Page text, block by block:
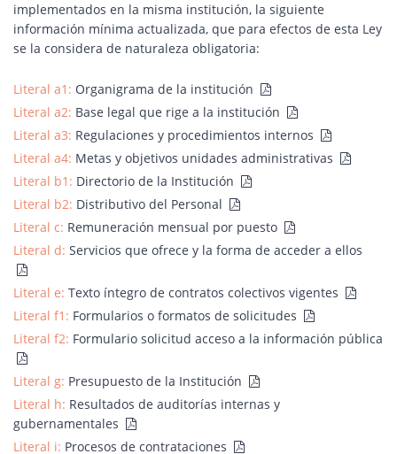
implementados en la misma institución, la siguiente
información mínima actualizada, que para efectos de esta Ley
se la considera de naturaleza obligatoria:
Literal a1: Organigrama de la institución
Literal a2: Base legal que rige a la institución
Literal a3: Regulaciones y procedimientos internos
Literal a4: Metas y objetivos unidades administrativas
Literal b1: Directorio de la Institución
Literal b2: Distributivo del Personal
Literal c: Remuneración mensual por puesto
Literal d: Servicios que ofrece y la forma de acceder a ellos
Literal e: Texto íntegro de contratos colectivos vigentes
Literal f1: Formularios o formatos de solicitudes
Literal f2: Formulario solicitud acceso a la información pública
Literal g: Presupuesto de la Institución
Literal h: Resultados de auditorías internas y
gubernamentales
Literal i: Procesos de contrataciones